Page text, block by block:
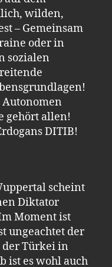
wilden,
– Gemeinsam
oder in
sozialen
Autonomen
gehört allen!
DITIB!
scheint
Diktator
Moment ist
ungeachtet der
der Türkei in
ist es wohl auch